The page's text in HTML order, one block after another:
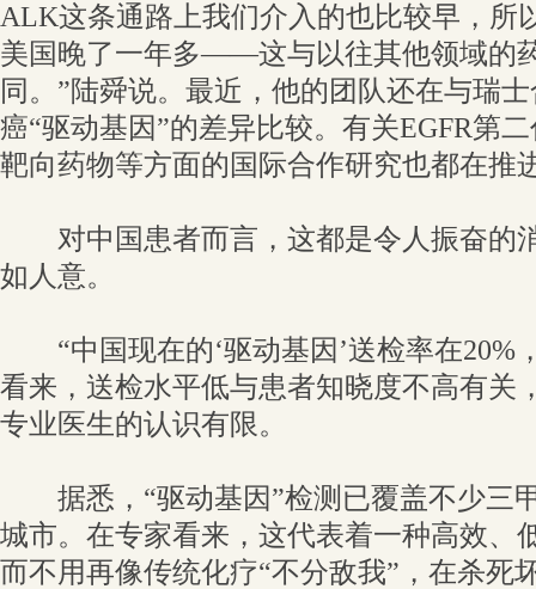
ALK这条通路上我们介入的也比较早，所
美国晚了一年多——这与以往其他领域的
同。”陆舜说。最近，他的团队还在与瑞
癌“驱动基因”的差异比较。有关EGFR第
靶向药物等方面的国际合作研究也都在推
对中国患者而言，这都是令人振奋的
如人意。
“中国现在的‘驱动基因’送检率在20%
看来，送检水平低与患者知晓度不高有关
专业医生的认识有限。
据悉，“驱动基因”检测已覆盖不少三
城市。在专家看来，这代表着一种高效、
而不用再像传统化疗“不分敌我”，在杀死